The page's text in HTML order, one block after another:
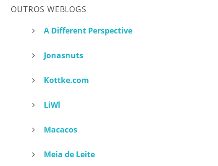
OUTROS WEBLOGS
A Different Perspective
Jonasnuts
Kottke.com
LiWl
Macacos
Meia de Leite